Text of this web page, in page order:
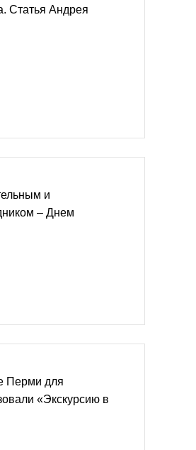
Статья Андрея
и
– Днем
Перми для
«Экскурсию в